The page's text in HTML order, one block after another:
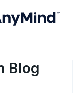
Blog